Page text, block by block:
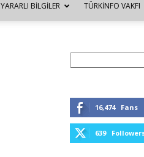
YARARLI BILGILER TÜRKINFO VAKFI
16,474 Fans
639